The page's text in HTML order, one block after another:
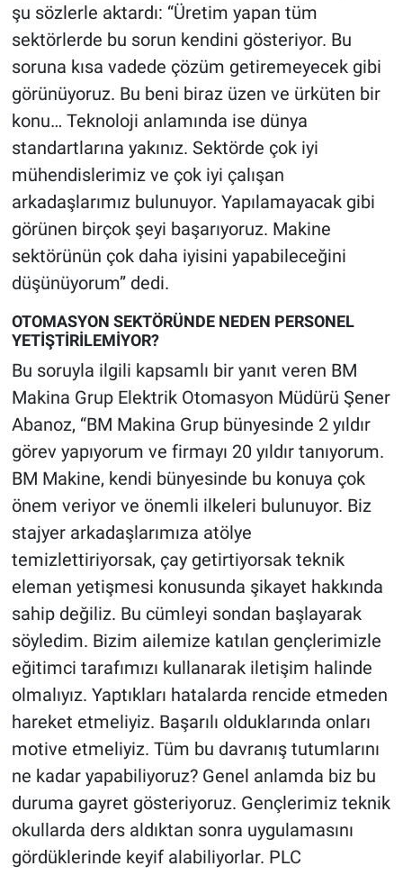
şu sözlerle aktardı: “Üretim yapan tüm
sektörlerde bu sorun kendini gösteriyor. Bu
soruna kısa vadede çözüm getiremeyecek gibi
görünüyoruz. Bu beni biraz üzen ve ürküten bir
konu… Teknoloji anlamında ise dünya
standartlarına yakınız. Sektörde çok iyi
mühendislerimiz ve çok iyi çalışan
arkadaşlarımız bulunuyor. Yapılamayacak gibi
görünen birçok şeyi başarıyoruz. Makine
sektörünün çok daha iyisini yapabileceğini
düşünüyorum” dedi.
OTOMASYON SEKTÖRÜNDE NEDEN PERSONEL
YETİŞTİRİLEMİYOR?
Bu soruyla ilgili kapsamlı bir yanıt veren BM
Makina Grup Elektrik Otomasyon Müdürü Şener
Abanoz, “BM Makina Grup bünyesinde 2 yıldır
görev yapıyorum ve firmayı 20 yıldır tanıyorum.
BM Makine, kendi bünyesinde bu konuya çok
önem veriyor ve önemli ilkeleri bulunuyor. Biz
stajyer arkadaşlarımıza atölye
temizlettiriyorsak, çay getirtiyorsak teknik
eleman yetişmesi konusunda şikayet hakkında
sahip değiliz. Bu cümleyi sondan başlayarak
söyledim. Bizim ailemize katılan gençlerimizle
eğitimci tarafımızı kullanarak iletişim halinde
olmalıyız. Yaptıkları hatalarda rencide etmeden
hareket etmeliyiz. Başarılı olduklarında onları
motive etmeliyiz. Tüm bu davranış tutumlarını
ne kadar yapabiliyoruz? Genel anlamda biz bu
duruma gayret gösteriyoruz. Gençlerimiz teknik
okullarda ders aldıktan sonra uygulamasını
gördüklerinde keyif alabiliyorlar. PLC